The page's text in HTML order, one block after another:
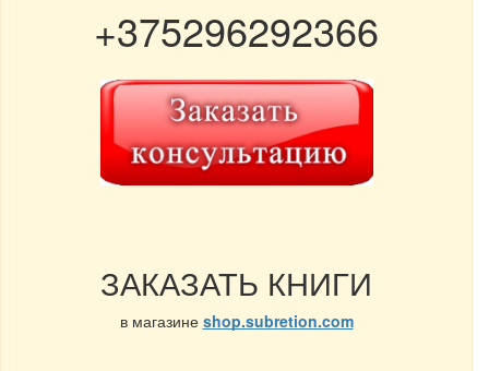
+375296292366
ЗАКАЗАТЬ КНИГИ
в магазине shop.subretion.com